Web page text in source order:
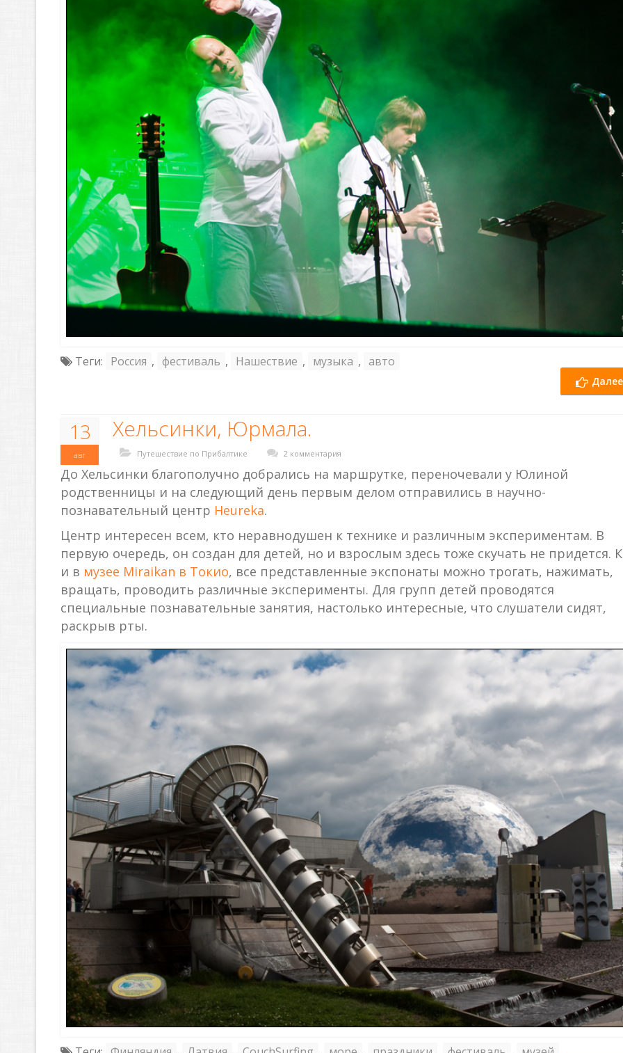
Теги: Россия , фестиваль , Нашествие , музыка , авто
Далее
13
авг
Хельсинки, Юрмала.
Путешествие по Прибалтике 2 комментария
До Хельсинки благополучно добрались на маршрутке, переночевали у Юлиной
родственницы и на следующий день первым делом отправились в научно-
познавательный центр Heureka.
Центр интересен всем, кто неравнодушен к технике и различным экспериментам. В
первую очередь, он создан для детей, но и взрослым здесь тоже скучать не придется.
и в музее Miraikan в Токио, все представленные экспонаты можно трогать, нажимать,
вращать, проводить различные эксперименты. Для групп детей проводятся
специальные познавательные занятия, настолько интересные, что слушатели сидят,
раскрыв рты.